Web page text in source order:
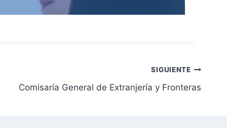
SIGUIENTE
Comisaría General de Extranjería y Fronteras